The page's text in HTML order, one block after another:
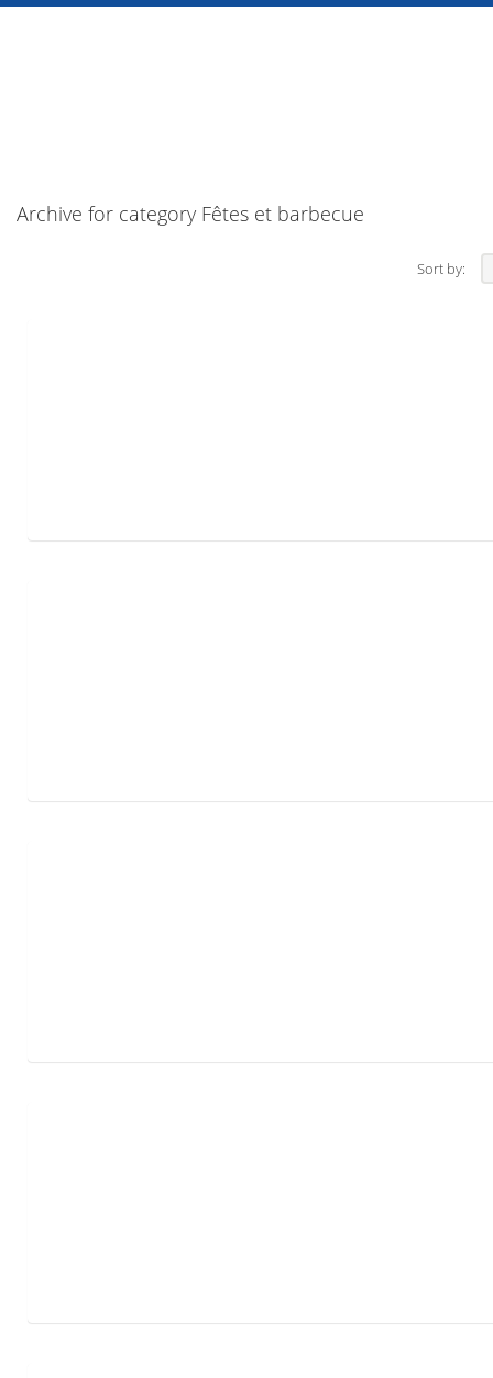
Archive for category Fêtes et barbecue
Sort by: